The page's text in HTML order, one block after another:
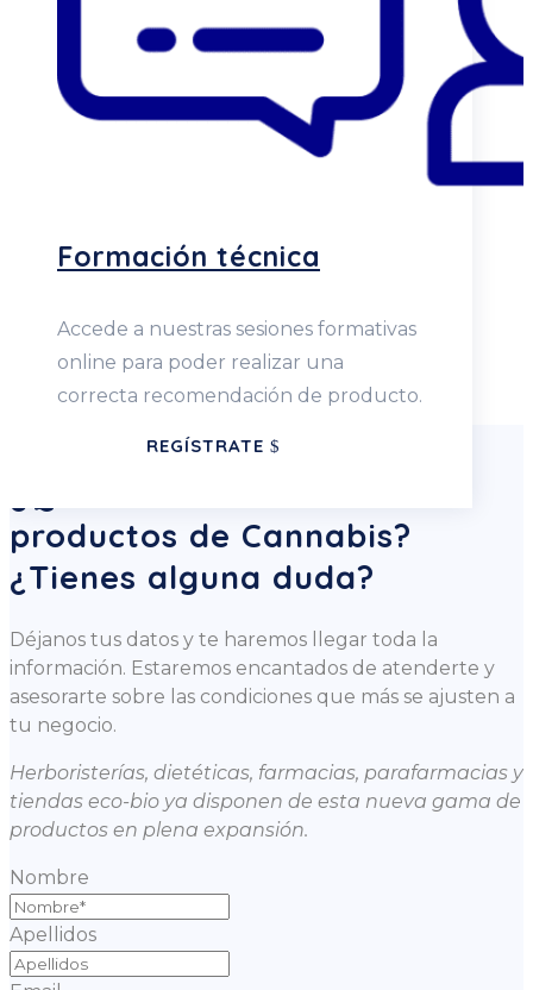
Formación técnica
Accede a nuestras sesiones formativas
online para poder realizar una
correcta recomendación de producto.
REGÍSTRATE
productos de Cannabis?
¿Tienes alguna duda?
Déjanos tus datos y te haremos llegar toda la
información. Estaremos encantados de atenderte y
asesorarte sobre las condiciones que más se ajusten a
tu negocio.
Herboristerías, dietéticas, farmacias, parafarmacias y
tiendas eco-bio ya disponen de esta nueva gama de
productos en plena expansión.
Nombre
Apellidos